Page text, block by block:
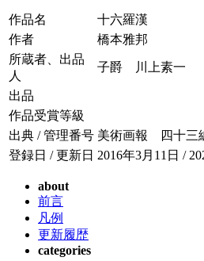
作品名
十六羅漢
作者
橋本雅邦
所蔵者、出品
人
子爵 川上素一
出品
作品受賞等級
出典 / 管理番号 美術画報 四十三
登録日 / 更新日 2016年3月11日 /
about
前言
凡例
更新履歴
categories